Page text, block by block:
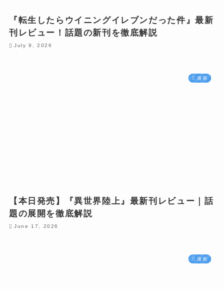
『転生したらウイニングイレブンだった件』最新
刊レビュー！話題の新刊を徹底解説
July 9, 2026
漫画
【本日発売】『異世界陸上』最新刊レビュー｜話
題の展開を徹底解説
June 17, 2026
漫画